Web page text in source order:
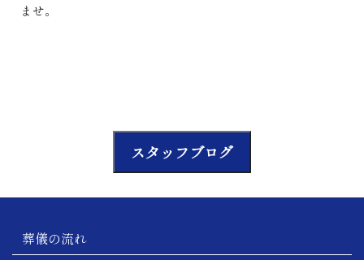
ませ。
スタッフブログ
葬儀の流れ